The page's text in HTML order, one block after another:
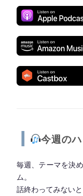
今週の
毎週、テーマを決
ム。
話終わってみない